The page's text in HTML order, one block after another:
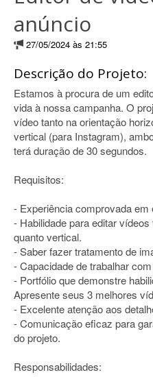
anúncio
27/05/2024 às 21:55
Descrição do Projeto:
Estamos à procura de um
vida à nossa campanha. O
vídeo tanto na orientação
vertical (para Instagram),
terá duração de 30 segundos.
Requisitos:
- Experiência comprovada em
- Habilidade para editar
quanto vertical.
- Saber fazer tratamento de
- Capacidade de trabalhar
- Portfólio que demonstre
Apresente seus 3 melhores
- Excelente atenção aos
- Comunicação eficaz para
do projeto.
Responsabilidades: